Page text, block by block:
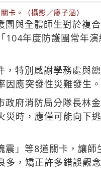
卡。（攝影／廖子涵）
團與全體師生對於複
年度防護團常年
特別感謝學務處與
應突發性災難發生。
政府消防局分隊長林
時，應僅可能向下
」等8道關卡，讓
，矯正許多錯誤觀